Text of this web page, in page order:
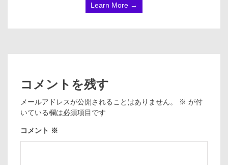
Learn More →
コメントを残す
メールアドレスが公開されることはありません。 ※ が付
いている欄は必須項目です
コメント ※